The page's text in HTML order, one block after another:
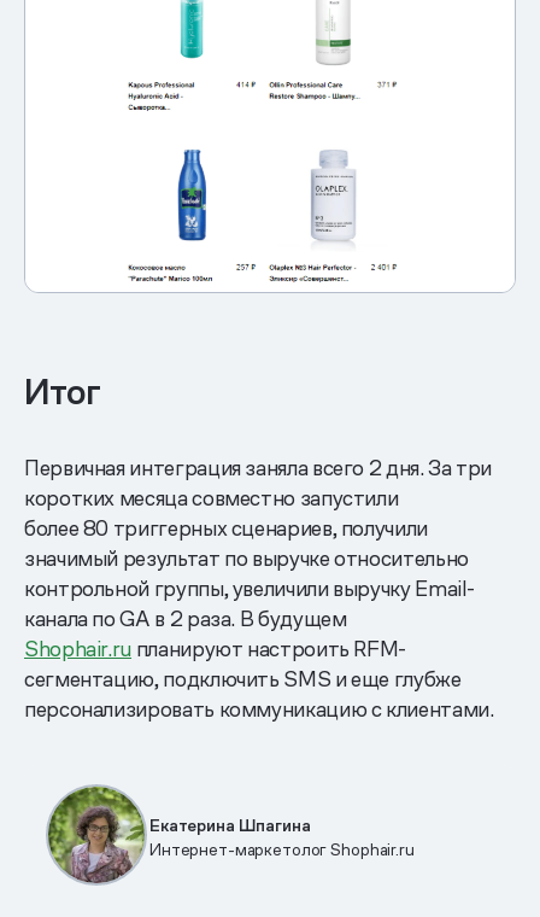
Итог
Первичная интеграция заняла всего 2 дня. За три
коротких месяца совместно запустили
более 80 триггерных сценариев, получили
значимый результат по выручке относительно
контрольной группы, увеличили выручку Email-
канала по GA в 2 раза. В будущем
Shophair.ru планируют настроить RFM-
сегментацию, подключить SMS и еще глубже
персонализировать коммуникацию с клиентами.
Екатерина Шпагина
Интернет-маркетолог Shophair.ru